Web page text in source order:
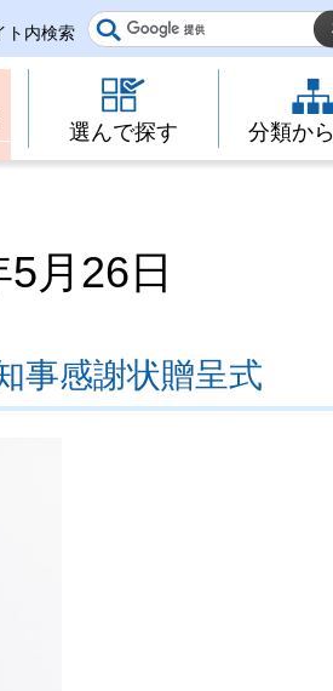
ト内検索
選んで探す 分類か
月26日
事感謝状贈呈式